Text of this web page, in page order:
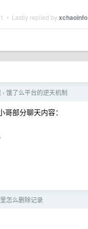
• Lastly replied byxchaoinfo
› 饿了么平台的逆天机制
部分聊天内容：
怎么删除记录